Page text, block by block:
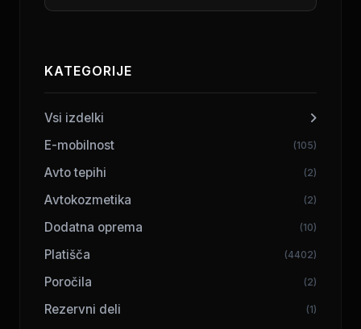
KATEGORIJE
Vsi izdelki
E-mobilnost
(105)
Avto tepihi (2)
Avtokozmetika (2)
Dodatna oprema (10)
Platišča (4402)
Poročila (2)
Rezervni deli (1)